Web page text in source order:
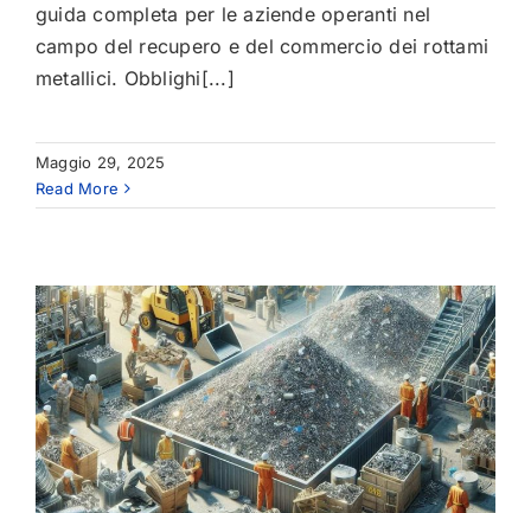
guida completa per le aziende operanti nel
campo del recupero e del commercio dei rottami
metallici. Obblighi[...]
Maggio 29, 2025
Read More